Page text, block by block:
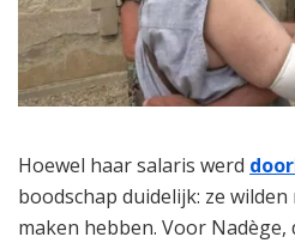
Hoewel haar salaris werd
boodschap duidelijk: ze
maken hebben. Voor Nadège,